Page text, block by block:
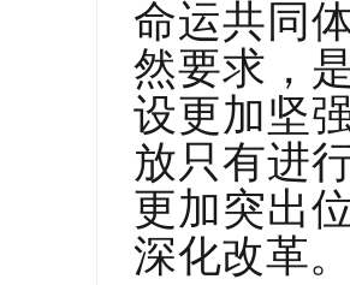
命运共同
然要求，
设更加坚
放只有进
更加突出
深化改革